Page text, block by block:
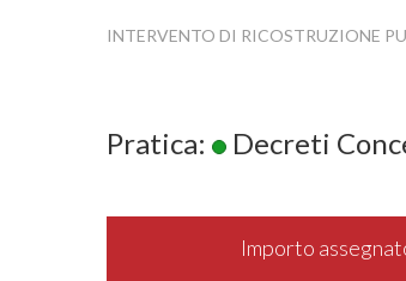
INTERVIENE
INTERVENTO DI RICOSTRUZIONE
Pratica: Decreti
Importo